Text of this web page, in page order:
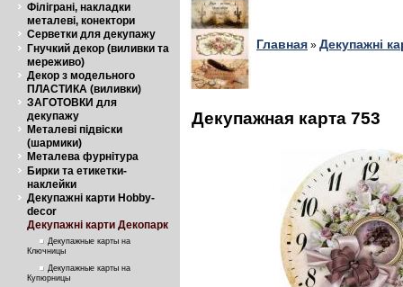
Філіграні, накладки
металеві, конектори
Серветки для декупажу
Гнучкий декор (виливки та
мереживо)
Декор з модельного
ПЛАСТИКА (виливки)
ЗАГОТОВКИ для
декупажу
Металеві підвіски
(шармики)
Металева фурнітура
Бирки та етикетки-
наклейки
Декупажні карти Hobby-
decor
Декупажні карти Декопарк
Декупажные карты на
Ключницы
Декупажные карты на
Купюрницы
Главная » Декупажні
Декупажная карта 753